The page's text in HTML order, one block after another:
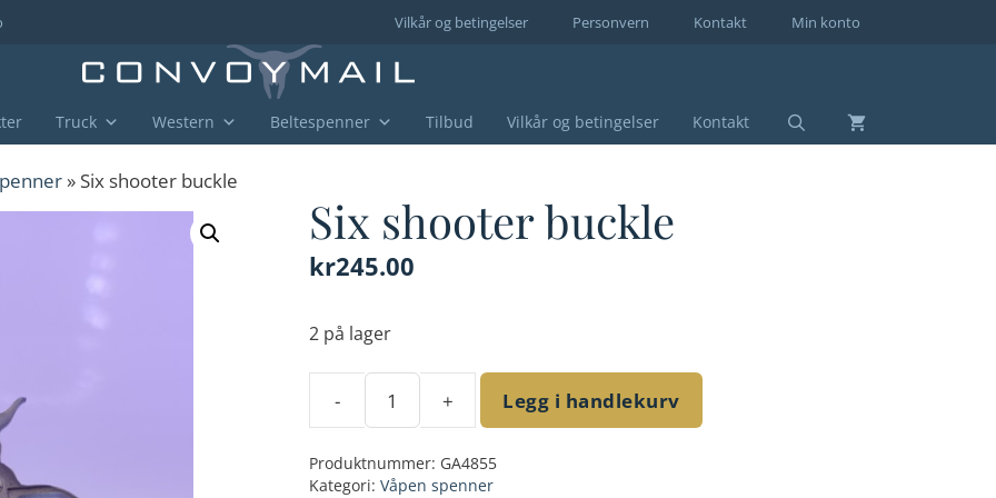
Min konto
Kontakt
Personvern
Vilkår og betingelser
Truck Western Beltespenner Tilbud Vilkår og betingelser Kontakt
» Six shooter buckle
Six shooter buckle
kr245.00
2 på lager
-
buckle
+ Legg i handlekurv
Produktnummer: GA4855
Kategori: Våpen spenner